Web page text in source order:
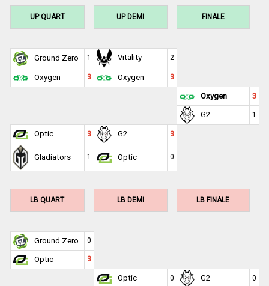
UP QUART UP DEMI FINALE
Ground Zero 1 Vitality 2
Oxygen 3 Oxygen 3
Oxygen 3
G2 1
Optic 3 G2 3
Gladiators 1 Optic 0
LB QUART LB DEMI LB FINALE
Ground Zero 0
Optic 3
Optic 0 G2 0